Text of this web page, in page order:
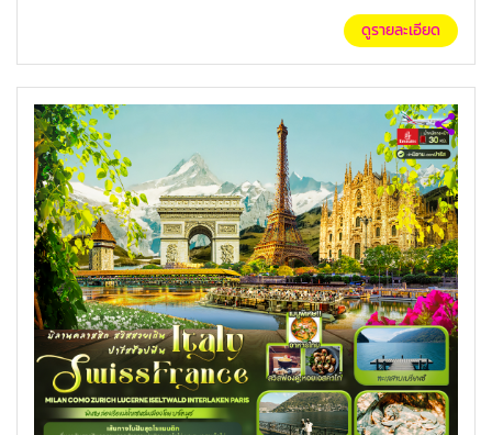
ดูรายละเอียด